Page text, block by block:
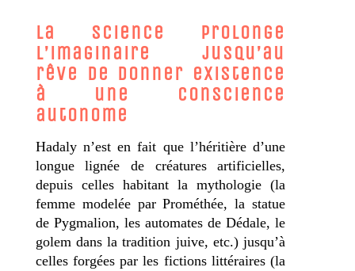
La science prolonge
l’imaginaire jusqu’au
rêve de donner existence
à une conscience
autonome
Hadaly n’est en fait que l’héritière d’une
longue lignée de créatures artificielles,
depuis celles habitant la mythologie (la
femme modelée par Prométhée, la statue
de Pygmalion, les automates de Dédale, le
golem dans la tradition juive, etc.) jusqu’à
celles forgées par les fictions littéraires (la